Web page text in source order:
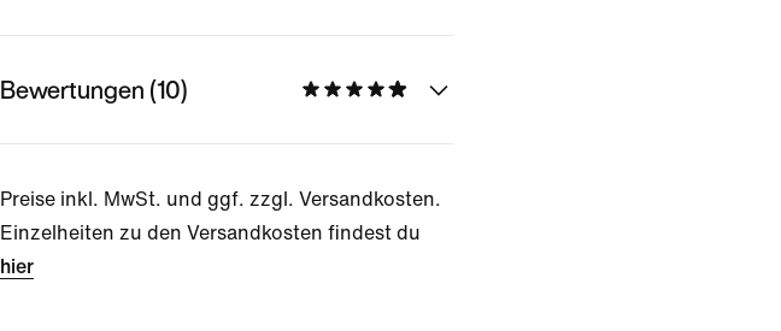
Bewertungen (10)
Preise inkl. MwSt. und ggf. zzgl. Versandkosten.
Einzelheiten zu den Versandkosten findest du
hier